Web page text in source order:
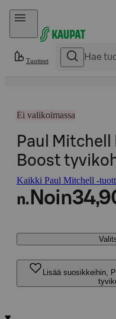
Hyppää sisältöön
Tuotteet
Ei valikoimassa
Paul
Boost
Kaikki Paul Mitchell -
n. Noin
Lisää suosikkeihin,